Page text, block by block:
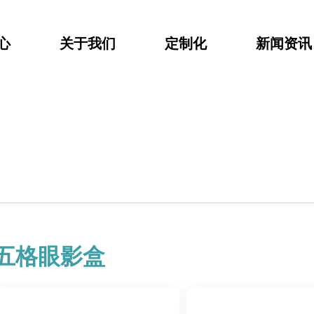
关于我们 定制化 新闻资讯
格眼影盒